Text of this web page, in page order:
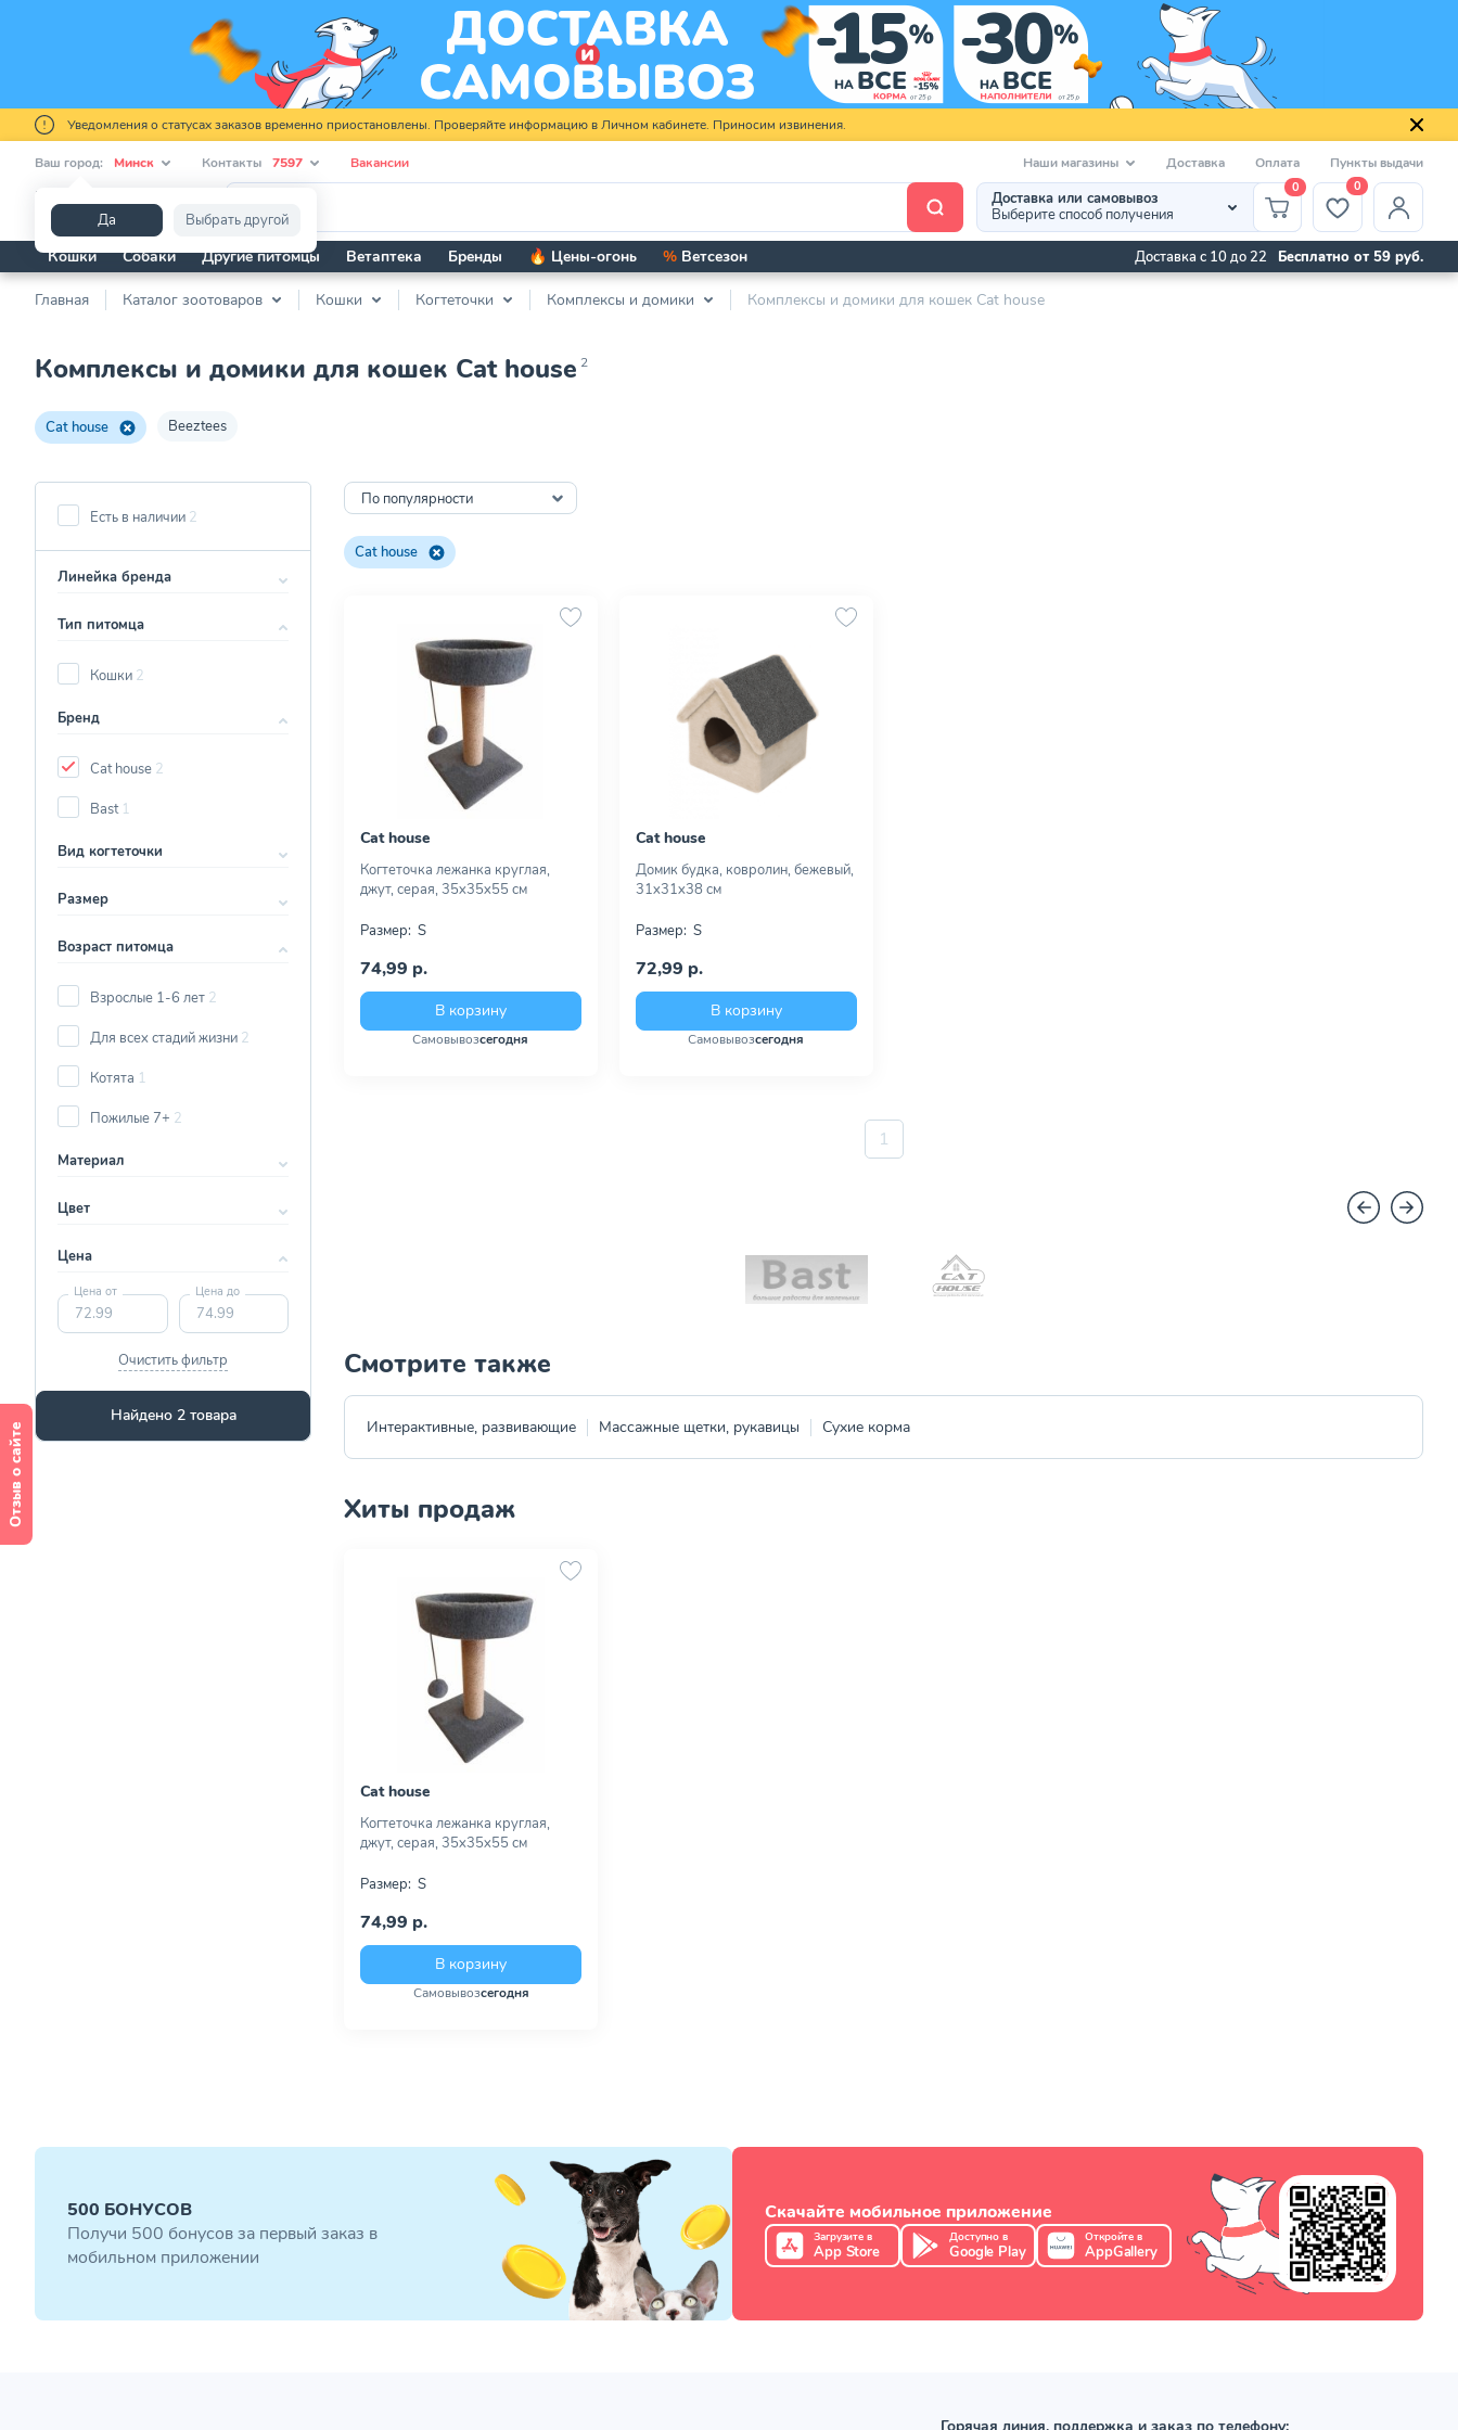
Уведомления о статусах заказов временно приостановлены. Проверяйте информацию в Личном кабинете. Приносим извинения.
Ваш город: Минск
Да Выбрать другой
Контакты 7597 Вакансии Наши магазины Доставка Оплата Пункты выдачи
Доставка или самовывоз
Выберите способ получения
0 0
Кошки Собаки Другие питомцы Ветаптека Бренды 🔥 Цены-огонь % Ветсезон Доставка с 10 до 22 Бесплатно от 59 руб.
Главная Каталог зоотоваров Кошки Когтеточки Комплексы и домики Комплексы и домики для кошек Cat house
Комплексы и домики для кошек Cat house 2
Cat house Beeztees
Есть в наличии 2
Линейка бренда
Тип питомца
Кошки 2
Бренд
Cat house 2
Bast 1
Вид когтеточки
Размер
Возраст питомца
Взрослые 1-6 лет 2
Для всех стадий жизни 2
Котята 1
Пожилые 7+ 2
Материал
Цвет
Цена
Цена от Цена до
Найдено 2 товара
Очистить фильтр
По популярности
Cat house
Cat house
Когтеточка лежанка круглая,
джут, серая, 35х35х55 см
Размер: S
74,99 р.
В корзину
Самовывозсегодня
Cat house
Домик будка, ковролин, бежевый,
31х31х38 см
Размер: S
72,99 р.
В корзину
Самовывозсегодня
1
Смотрите также
Интерактивные, развивающие Массажные щетки, рукавицы Сухие корма
Хиты продаж
Cat house
Когтеточка лежанка круглая,
джут, серая, 35х35х55 см
Размер: S
74,99 р.
В корзину
Самовывозсегодня
500 БОНУСОВ
Получи 500 бонусов за первый заказ в
мобильном приложении
Скачайте мобильное приложение
Загрузите в
App Store
Доступно в
Google Play
Откройте в
AppGallery
Отзыв о сайте